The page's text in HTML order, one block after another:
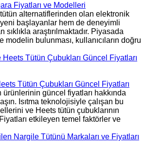
Fiyatları ve Modelleri
tütün alternatiflerinden olan elektronik
başlayanlar hem de deneyimli
sıklıkla araştırılmaktadır. Piyasada
modelin bulunması, kullanıcıların doğru
Tütün Çubukları Güncel Fiyatları
ürünlerinin güncel fiyatları hakkında
Isıtma teknolojisiyle çalışan bu
ve Heets tütün çubuklarının
etkileyen temel faktörler ve